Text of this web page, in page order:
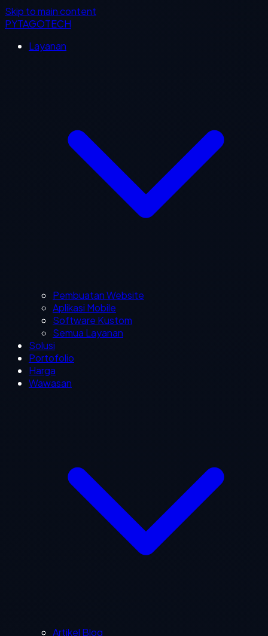
Skip to main content
PYTAGOTECH
Layanan
Pembuatan Website
Aplikasi Mobile
Software Kustom
Semua Layanan
Solusi
Portofolio
Harga
Wawasan
Artikel Blog